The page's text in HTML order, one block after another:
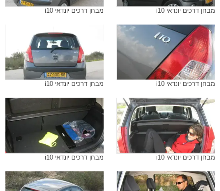
מבחן דרכים יונדאי i10 מבחן דרכים יונדאי i10
מבחן דרכים יונדאי i10 מבחן דרכים יונדאי i10
מבחן דרכים יונדאי i10 מבחן דרכים יונדאי i10